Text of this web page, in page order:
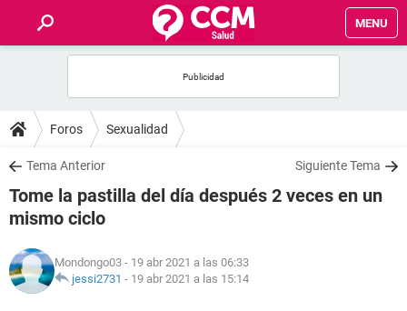
MENU
FOROS
SALUD
FAMILIA
NUTRICIÓN
Foros Sexualidad
Tema Anterior Siguiente Tema
Tome la pastilla del día después 2 veces en un
mismo ciclo
Mondongo03 - 19 abr 2021 a las 06:33
jessi2731 - 19 abr 2021 a las 15:14